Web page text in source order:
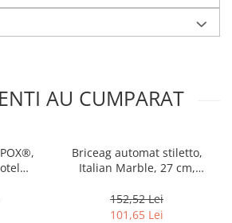
AU CUMPARAT
Briceag automat stiletto,
Italian Marble, 27 cm,
152,52 Lei
101,65 Lei